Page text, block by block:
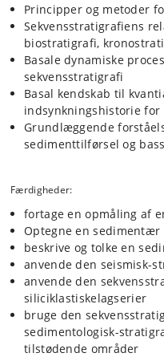
Kursets mål er, at den
opnået basal indsigt i:
de andre stratigrafiske
inddele, klassificere, korrelere
Samt hvordan
sekvensstratigrafien.
Den studerende forventes at
opnår den studerende den
baggrundsviden til at
gennem tolkning af
stratigrafiske lagsøjleprofiler fra
simpel kvalitativ og kvantitativ
sekvensstratigrafi.
Principper og metoder
Sekvensstratigrafiens
biostratigrafi,
Basale dynamiske
sekvensstratigrafi
Basal kendskab til
indsynkningshistorie
Grundlæggende
sedimenttilførsel og
Færdigheder:
fortage en opmåling af
Optegne en
beskrive og tolke en
anvende den seismisk-
anvende den
siliciklastiskelagserier
bruge den
sedimentologisk-
tilstødende områder